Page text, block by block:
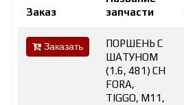
Заказ
запчасти
Заказать
ПОРШЕНЬ С
ШАТУНОМ
(1.6, 481) CH
FORA,
TIGGO, M11,